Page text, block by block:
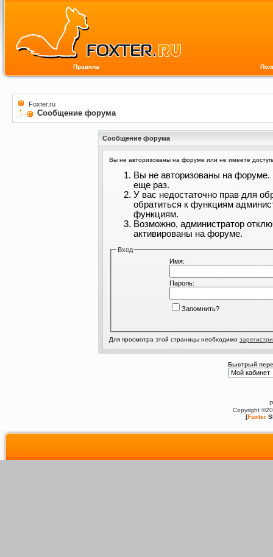
Правила
Foxter.ru
Сообщение форума
Сообщение форума
Вы не авторизованы на форуме или не имеете
Вы не авторизованы на форуме.
еще раз.
У вас недостаточно прав для
обратиться к функциям
функциям.
Возможно, администратор
активированы на форуме.
Вход
Имя:
Пароль:
Запомнить?
Для просмотра этой страницы необходимо
Быстрый
Copyright
[Foxter